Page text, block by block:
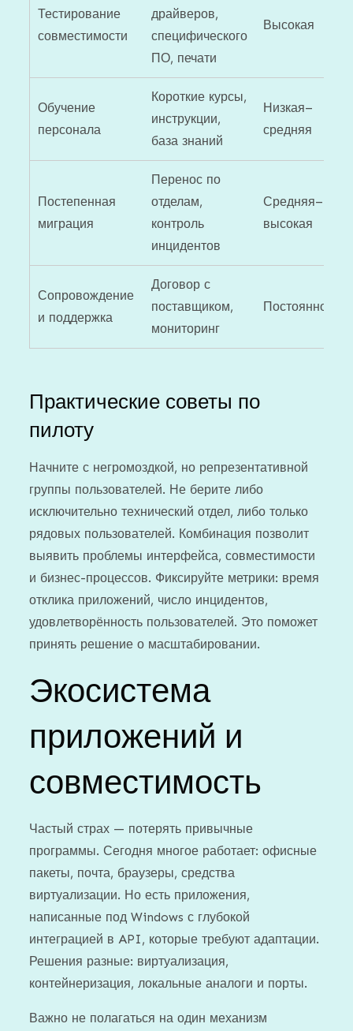
Тестирование
совместимости
драйверов,
специфического
ПО, печати
Высокая
Обучение
персонала
Короткие курсы,
инструкции,
база знаний
Низкая–
средняя
Постепенная
миграция
Перенос по
отделам,
контроль
инцидентов
Средняя–
высокая
Сопровождение
и поддержка
Договор с
поставщиком,
мониторинг
Постоянно
Практические советы по
пилоту
Начните с негромоздкой, но репрезентативной
группы пользователей. Не берите либо
исключительно технический отдел, либо только
рядовых пользователей. Комбинация позволит
выявить проблемы интерфейса, совместимости
и бизнес-процессов. Фиксируйте метрики: время
отклика приложений, число инцидентов,
удовлетворённость пользователей. Это поможет
принять решение о масштабировании.
Экосистема
приложений и
совместимость
Частый страх — потерять привычные
программы. Сегодня многое работает: офисные
пакеты, почта, браузеры, средства
виртуализации. Но есть приложения,
написанные под Windows с глубокой
интеграцией в API, которые требуют адаптации.
Решения разные: виртуализация,
контейнеризация, локальные аналоги и порты.
Важно не полагаться на один механизм